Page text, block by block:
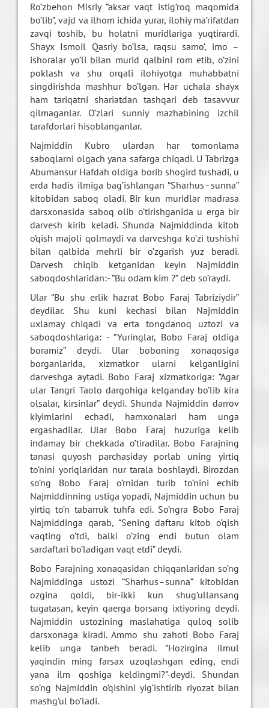
Ro’zbehon Misriy “aksar vaqt istig’roq maqomida
bo’lib”, vajd va ilhom ichida yurar, ilohiy ma’rifatdan
zavqi toshib, bu holatni muridlariga yuqtirardi.
Shayx Ismoil Qasriy bo’lsa, raqsu samo’, imo –
ishoralar yo’li bilan murid qalbini rom etib, o’zini
poklash va shu orqali ilohiyotga muhabbatni
singdirishda mashhur bo’lgan. Har uchala shayx
ham tariqatni shariatdan tashqari deb tasavvur
qilmaganlar. O’zlari sunniy mazhabining izchil
tarafdorlari hisoblanganlar.
Najmiddin Kubro ulardan har tomonlama
saboqlarni olgach yana safarga chiqadi. U Tabrizga
Abumansur Hafdah oldiga borib shogird tushadi, u
erda hadis ilmiga bag’ishlangan “Sharhus–sunna”
kitobidan saboq oladi. Bir kun muridlar madrasa
darsxonasida saboq olib o’tirishganida u erga bir
darvesh kirib keladi. Shunda Najmiddinda kitob
o’qish majoli qolmaydi va darveshga ko’zi tushishi
bilan qalbida mehrli bir o’zgarish yuz beradi.
Darvesh chiqib ketganidan keyin Najmiddin
saboqdoshlaridan:- “Bu odam kim ?” deb so’raydi.
Ular “Bu shu erlik hazrat Bobo Faraj Tabriziydir”
deydilar. Shu kuni kechasi bilan Najmiddin
uxlamay chiqadi va erta tongdanoq uztozi va
saboqdoshlariga: - “Yuringlar, Bobo Faraj oldiga
boramiz” deydi. Ular boboning xonaqosiga
borganlarida, xizmatkor ularni kelganligini
darveshga aytadi. Bobo Faraj xizmatkoriga: “Agar
ular Tangri Taolo dargohiga kelganday bo’lib kira
olsalar, kirsinlar” deydi. Shunda Najmiddin darrov
kiyimlarini echadi, hamxonalari ham unga
ergashadilar. Ular Bobo Faraj huzuriga kelib
indamay bir chekkada o’tiradilar. Bobo Farajning
tanasi quyosh parchasiday porlab uning yirtiq
to’nini yoriqlaridan nur tarala boshlaydi. Birozdan
so’ng Bobo Faraj o’rnidan turib to’nini echib
Najmiddinning ustiga yopadi, Najmiddin uchun bu
yirtiq to’n tabarruk tuhfa edi. So’ngra Bobo Faraj
Najmiddinga qarab, “Sening daftaru kitob o’qish
vaqting o’tdi, balki o’zing endi butun olam
sardaftari bo’ladigan vaqt etdi” deydi.
Bobo Farajning xonaqasidan chiqqanlaridan so’ng
Najmiddinga ustozi “Sharhus–sunna” kitobidan
ozgina qoldi, bir-ikki kun shug’ullansang
tugatasan, keyin qaerga borsang ixtiyoring deydi.
Najmiddin ustozining maslahatiga quloq solib
darsxonaga kiradi. Ammo shu zahoti Bobo Faraj
kelib unga tanbeh beradi. “Hozirgina ilmul
yaqindin ming farsax uzoqlashgan eding, endi
yana ilm qoshiga keldingmi?”-deydi. Shundan
so’ng Najmiddin o’qishini yig’ishtirib riyozat bilan
mashg’ul bo’ladi.